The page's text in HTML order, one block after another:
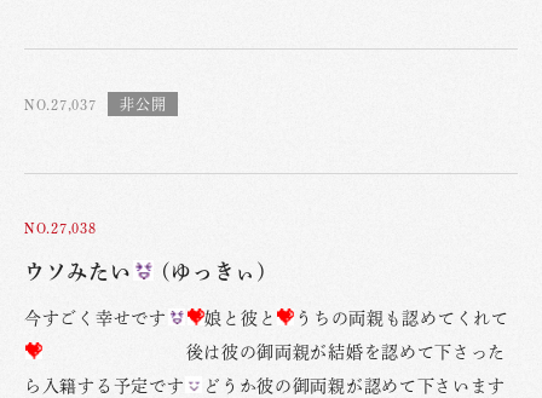
NO.27,037
NO.27,038
ウソみたい (ゆっきぃ)
今すごく幸せです 娘と彼と
うちの両親も認めてくれて
後は彼の御両親が結婚を認めて下さった
ら入籍する予定です
どうか彼の御両親が認めて下さいます